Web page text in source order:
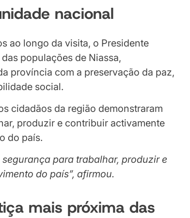
nacional
ao longo da visita, o Presidente
populações de Niassa,
província com a preservação da paz,
social.
cidadãos da região demonstraram
produzir e contribuir activamente
do país.
para trabalhar, produzir e
do país”, afirmou.
mais próxima das